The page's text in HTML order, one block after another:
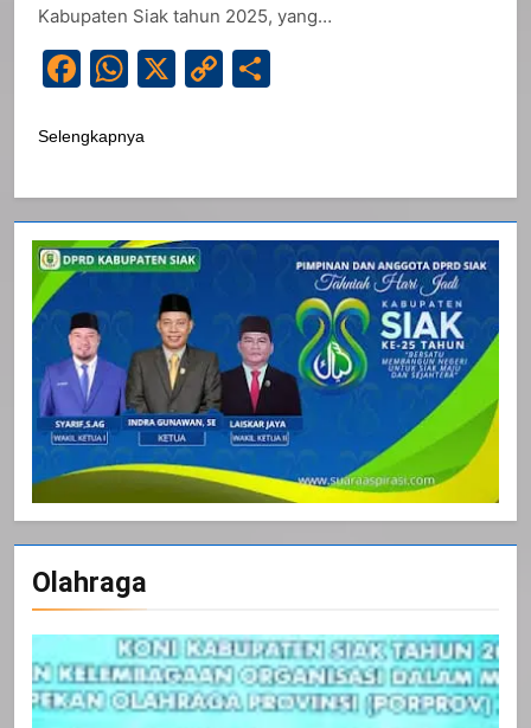
Olahraga
Kabupaten Siak tahun 2025, yang…
Facebook
WhatsApp
X
Copy
Selengkapnya